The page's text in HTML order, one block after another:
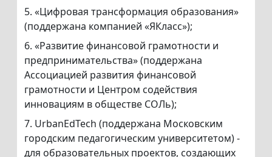
5. «Цифровая трансформация образования»
(поддержана компанией «ЯКласс»);
6. «Развитие финансовой грамотности и
предпринимательства» (поддержана
Ассоциацией развития финансовой
грамотности и Центром содействия
инновациям в обществе СОЛь);
7. UrbanEdTech (поддержана Московским
городским педагогическим университетом) -
для образовательных проектов, создающих